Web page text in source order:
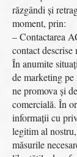
răzgândi și
moment, prin:
– Contactarea
contact descrise
În anumite
de marketing
ne promova și
comercială. În
informații cu
legitim al
măsurile